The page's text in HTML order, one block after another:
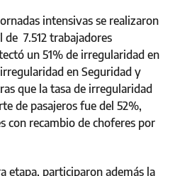
intensivas se realizaron
de 7.512 trabajadores
un 51% de irregularidad en
en Seguridad y
que la tasa de irregularidad
de pasajeros fue del 52%,
con recambio de choferes por
etapa, participaron además la